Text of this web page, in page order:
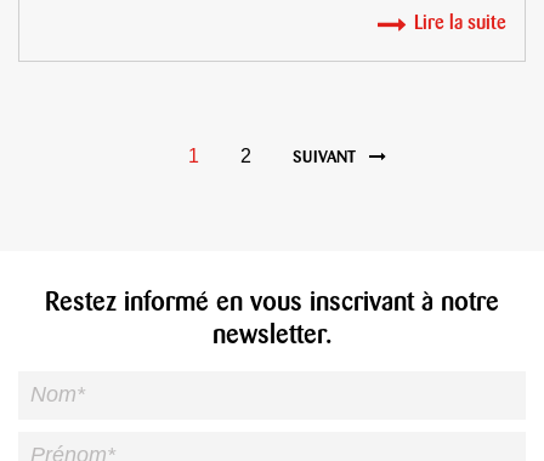
Lire la suite
1 2 SUIVANT
Restez informé en vous inscrivant à notre
newsletter.